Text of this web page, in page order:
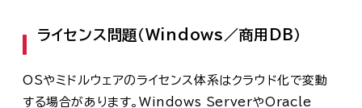
ライセンス問題（Windows／商用DB）
OSやミドルウェアのライセンス体系はクラウド化で変動
する場合があります。Windows ServerやOracle